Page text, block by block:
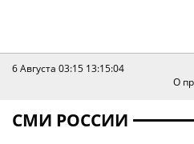
6 Августа 03:15 13:15:04
О
СМИ РОССИИ